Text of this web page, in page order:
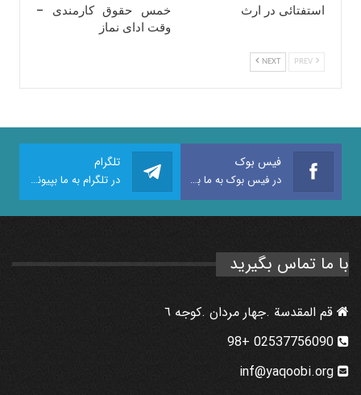
استفتائی در ارث
خمس حقوق کارمندی –
وقت ادای نماز
NEXT
فیس بوک
در فیس بوک به ما بپیوندید
تلگرام
در تلگرام به ما بپیوندید
با ما تماس بگیرید
قم المقدسة .جهار مردان .كوجه ٦
inf@yaqoobi.org